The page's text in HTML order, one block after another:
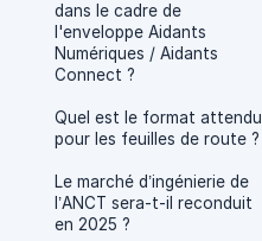
dans le cadre de
l'enveloppe Aidants
Numériques / Aidants
Connect ?
Quel est le format attendu
pour les feuilles de route ?
Le marché d’ingénierie de
l’ANCT sera-t-il reconduit
en 2025 ?